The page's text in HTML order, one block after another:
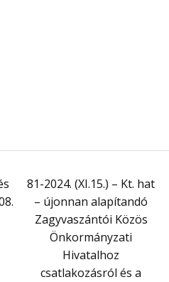
81-2024. (XI.15.) – Kt. hat
– újonnan alapítandó
Zagyvaszántói Közös
Önkormányzati
Hivatalhoz
csatlakozásról és a